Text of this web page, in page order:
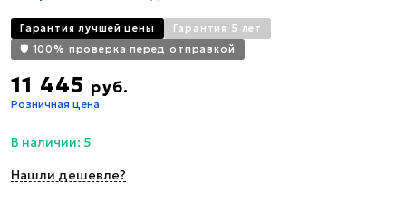
Гарантия лучшей цены
Гарантия 5 лет
🛡️ 100% проверка перед отправкой
11 445 руб.
Розничная цена
В наличии: 5
Нашли дешевле?